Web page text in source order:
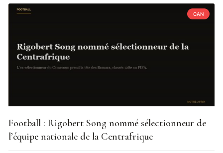
CAN
Football : Rigobert Song nommé sélectionneur de
l’équipe nationale de la Centrafrique